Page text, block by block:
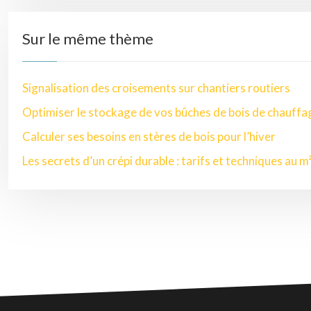
Sur le même thème
Signalisation des croisements sur chantiers routiers
Optimiser le stockage de vos bûches de bois de
Calculer ses besoins en stères de bois pour l’hiver
Les secrets d’un crépi durable : tarifs et techniques au